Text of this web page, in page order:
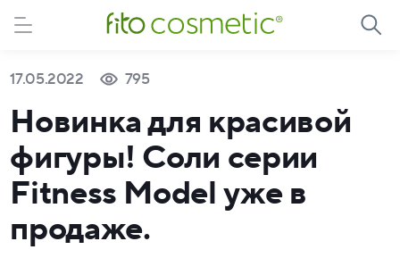
17.05.2022 795
Новинка для красивой
фигуры! Соли серии
Fitness Model уже в
продаже.